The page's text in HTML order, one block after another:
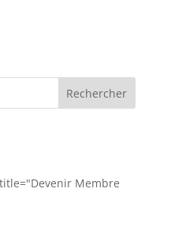
Membre